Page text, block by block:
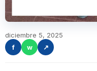
diciembre 5, 2025
f
w ↗